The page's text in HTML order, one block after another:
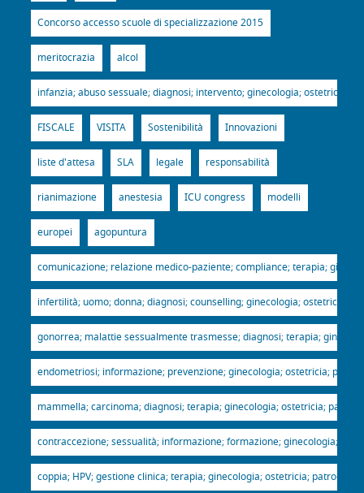
Concorso accesso scuole di specializzazione 2015
meritocrazia alcol
infanzia; abuso sessuale; diagnosi; intervento; ginecologia; ostetricia;
FISCALE VISITA Sostenibilità Innovazioni
liste d'attesa SLA legale responsabilità
rianimazione anestesia ICU congress modelli
europei agopuntura
comunicazione; relazione medico-paziente; compliance; terapia;
infertilità; uomo; donna; diagnosi; counselling; ginecologia; ostetricia;
gonorrea; malattie sessualmente trasmesse; diagnosi; terapia;
endometriosi; informazione; prevenzione; ginecologia; ostetricia;
mammella; carcinoma; diagnosi; terapia; ginecologia; ostetricia;
contraccezione; sessualità; informazione; formazione; ginecologia;
coppia; HPV; gestione clinica; terapia; ginecologia; ostetricia;